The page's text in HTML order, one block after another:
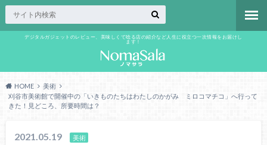
デジタルガジェットのレビュー、美味しくて唸る店の紹介など人生に役立つ一次情報をお届けし
ます！
HOME
美術
刈谷市美術館で開催中の「いきものたちはわたしのかがみ ミロコマチコ」へ行って
きた！見どころ、所要時間は？
2021.05.19 美術